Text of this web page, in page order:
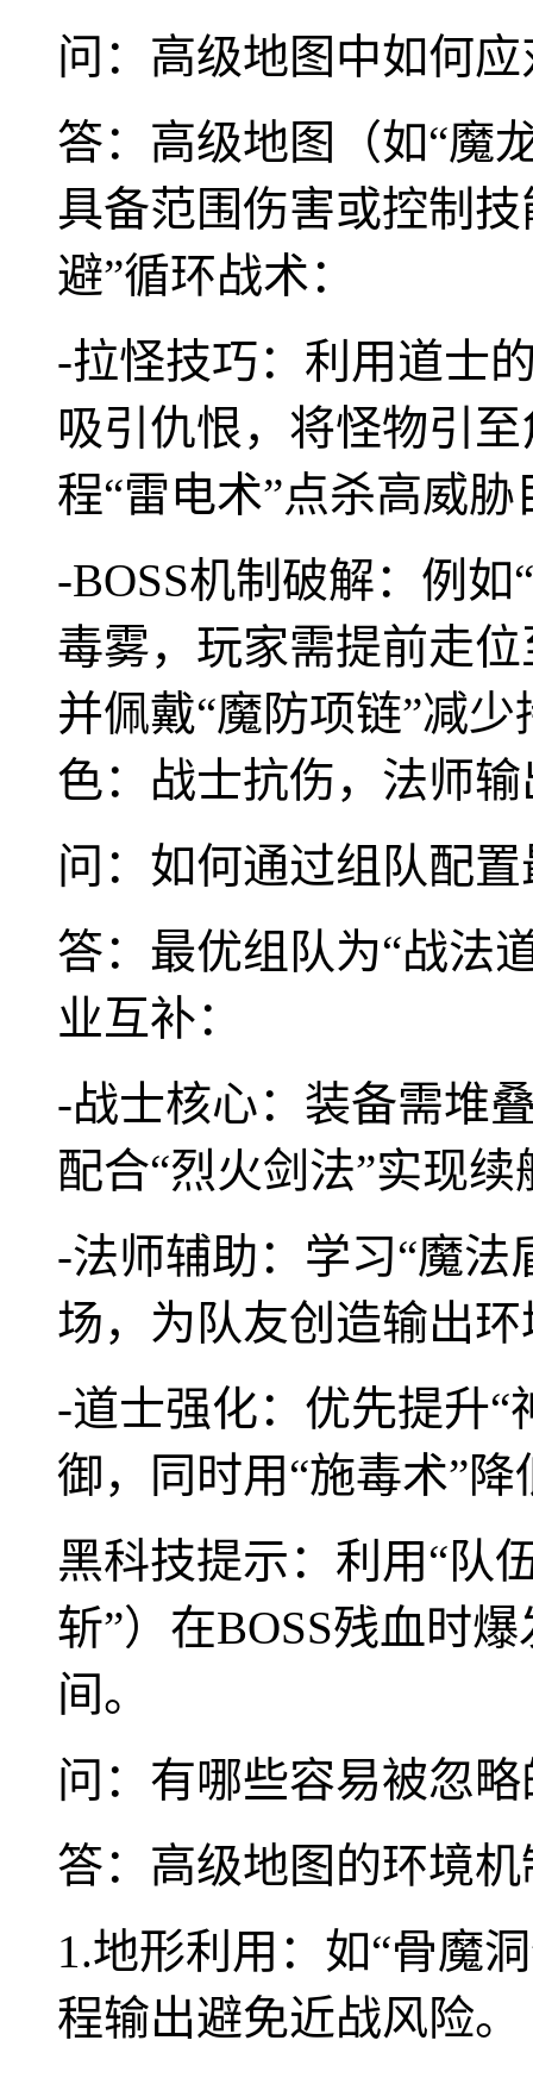
问：高级地图中如何
答：高级地图（如“魔
具备范围伤害或控制
避”循环战术：
-拉怪技巧：利用道士
吸引仇恨，将怪物引
程“雷电术”点杀高威胁
-BOSS机制破解：例
毒雾，玩家需提前走
并佩戴“魔防项链”减
色：战士抗伤，法师
问：如何通过组队配
答：最优组队为“战法
业互补：
-战士核心：装备需堆
配合“烈火剑法”实现续
-法师辅助：学习“魔法
场，为队友创造输出环
-道士强化：优先提升“
御，同时用“施毒术”
黑科技提示：利用“队
斩”）在BOSS残血时
间。
问：有哪些容易被忽
答：高级地图的环境
1.地形利用：如“骨魔
程输出避免近战风险。